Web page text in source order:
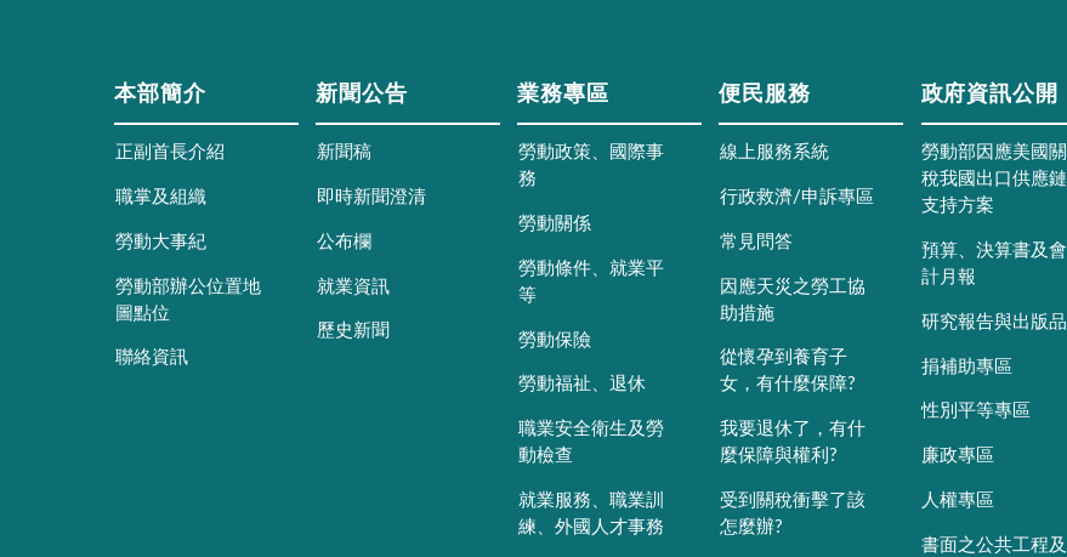
本部簡介
正副首長介紹
職掌及組織
勞動大事紀
勞動部辦公位置地
圖點位
聯絡資訊
新聞公告
新聞稿
即時新聞澄清
公布欄
就業資訊
歷史新聞
業務專區
勞動政策、國際事
務
勞動關係
勞動條件、就業平
等
勞動保險
勞動福祉、退休
職業安全衛生及勞
動檢查
就業服務、職業訓
練、外國人才事務
便民服務
線上服務系統
行政救濟/申訴專區
常見問答
因應天災之勞工協
助措施
從懷孕到養育子
女，有什麼保障?
我要退休了，有什
麼保障與權利?
受到關稅衝擊了該
怎麼辦?
政府資訊公開
勞動部因應美國關
稅我國出口供應鏈
支持方案
預算、決算書及會
計月報
研究報告與出版品
捐補助專區
性別平等專區
廉政專區
人權專區
書面之公共工程及